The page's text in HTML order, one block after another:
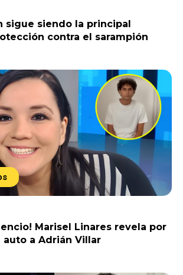
sigue siendo la principal
contra el sarampión
Marisel Linares revela por
a Adrián Villar